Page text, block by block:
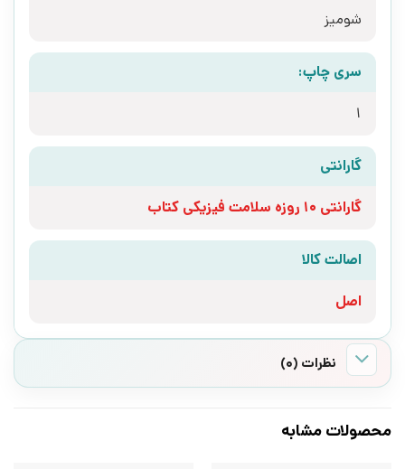
شومیز
سری چاپ:
1
گارانتی
گارانتی 10 روزه سلامت فیزیکی کتاب
اصالت کالا
اصل
نظرات (0)
محصولات مشابه